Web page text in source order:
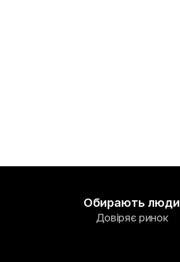
Обирають люди
Довіряє ринок